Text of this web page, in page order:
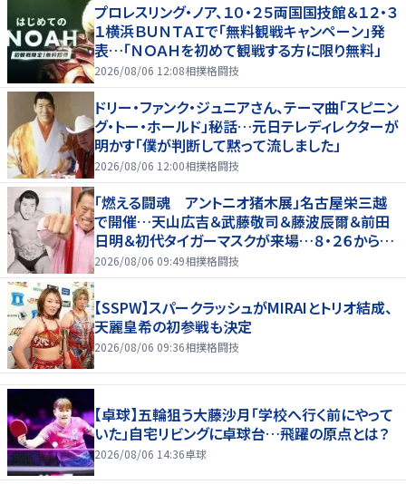
プロレスリング・ノア、１０・２５両国国技館＆１２・３
１横浜ＢＵＮＴＡＩで「無料観戦キャンペーン」発
表…「ＮＯＡＨを初めて観戦する方に限り無料」
2026/08/06 12:08相撲格闘技
ドリー・ファンク・ジュニアさん、テーマ曲「スピニン
グ・トー・ホールド」秘話…元日テレディレクターが
明かす「僕が判断して黙って流しました」
2026/08/06 12:00相撲格闘技
「燃える闘魂 アントニオ猪木展」名古屋栄三越
で開催…天山広吉＆武藤敬司＆藤波辰爾＆前田
日明＆初代タイガーマスクが来場…８・２６から９・
７まで
2026/08/06 09:49相撲格闘技
【SSPW】スパークラッシュがMIRAIとトリオ結成、
天麗皇希の初参戦も決定
2026/08/06 09:36相撲格闘技
【卓球】五輪狙う大藤沙月「学校へ行く前にやって
いた」自宅リビングに卓球台…飛躍の原点とは？
2026/08/06 14:36卓球